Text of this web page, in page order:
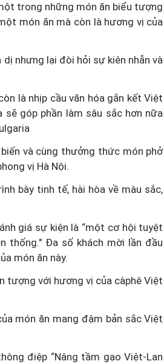
trong những món ăn biểu tượng
món ăn mà còn là hương vị của
nhưng lại đòi hỏi sự kiên nhẫn và
là nhịp cầu văn hóa gắn kết Việt
góp phần làm sâu sắc hơn nữa
và cùng thưởng thức món phở
vị Hà Nội.
bày tinh tế, hài hòa về màu sắc,
giá sự kiện là “một cơ hội tuyệt
thống." Đa số khách mời lần đầu
món ăn này.
tượng với hương vị của càphê Việt
món ăn mang đậm bản sắc Việt
điệp “Nâng tầm gạo Việt-Lan